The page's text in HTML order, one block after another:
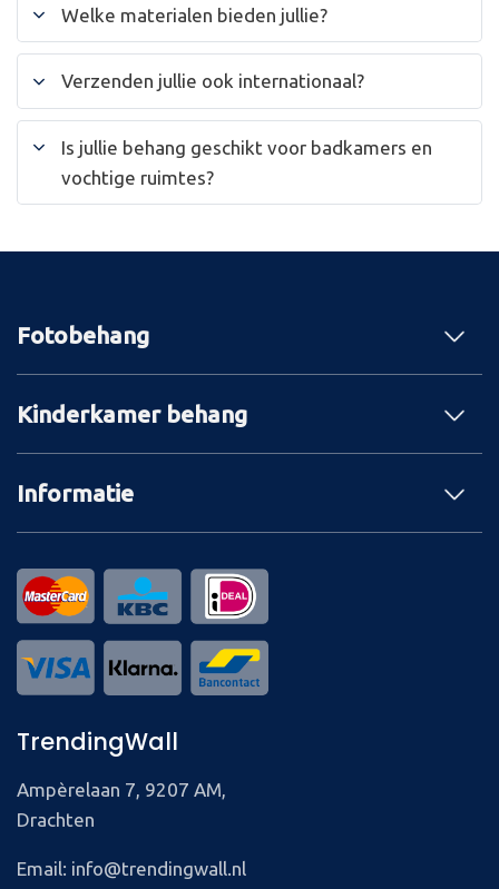
Welke materialen bieden jullie?
Verzenden jullie ook internationaal?
Is jullie behang geschikt voor badkamers en
vochtige ruimtes?
Fotobehang
Kinderkamer behang
Informatie
TrendingWall
Ampèrelaan 7, 9207 AM,
Drachten
Email: info@trendingwall.nl